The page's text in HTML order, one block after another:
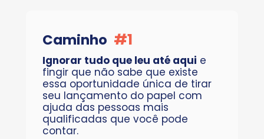
#1
Caminho
Ignorar tudo que leu até aqui e
fingir que não sabe que existe
essa oportunidade única de tirar
seu lançamento do papel com
ajuda das pessoas mais
qualificadas que você pode
contar.